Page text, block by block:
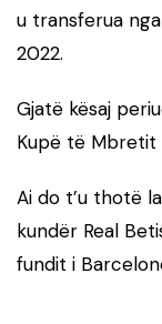
u transferua
2022.
Gjatë kësaj
Kupë të Mbretit
Ai do t’u thotë
kundër Real
fundit i